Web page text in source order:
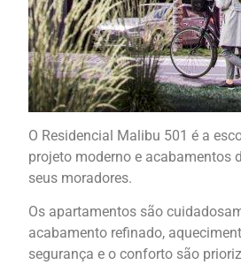
O Residencial Malibu 501 é a
projeto moderno e acabamentos
seus moradores.
Os apartamentos são
acabamento refinado,
segurança e o conforto são